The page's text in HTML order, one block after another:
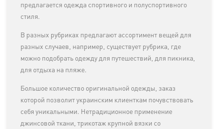
предлагается одежда спортивного и полуспортивного
стиля.
В разных рубриках предлагают ассортимент вещей для
разных случаев, например, существует рубрика, где
можно подобрать одежду для путешествий, для пикника,
для отдыха на пляже.
Большое количество оригинальной одежды, заказ
которой позволит украинским клиенткам почувствовать
себя уникальными. Нетрадиционное применение
джинсовой ткани, трикотаж крупной вязки со